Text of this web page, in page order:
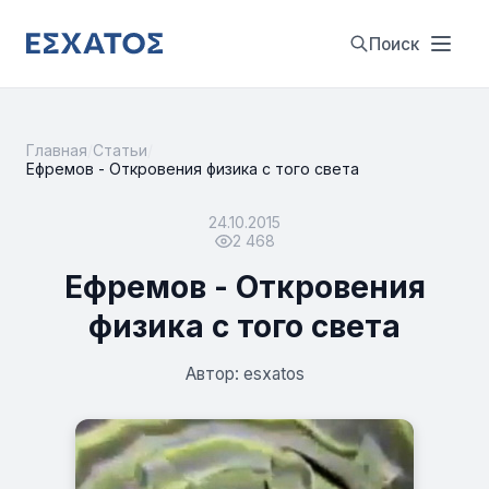
Поиск
Главная Статьи
Ефремов - Откровения физика с того света
24.10.2015
2 468
Ефремов - Откровения
физика с того света
Автор: esxatos